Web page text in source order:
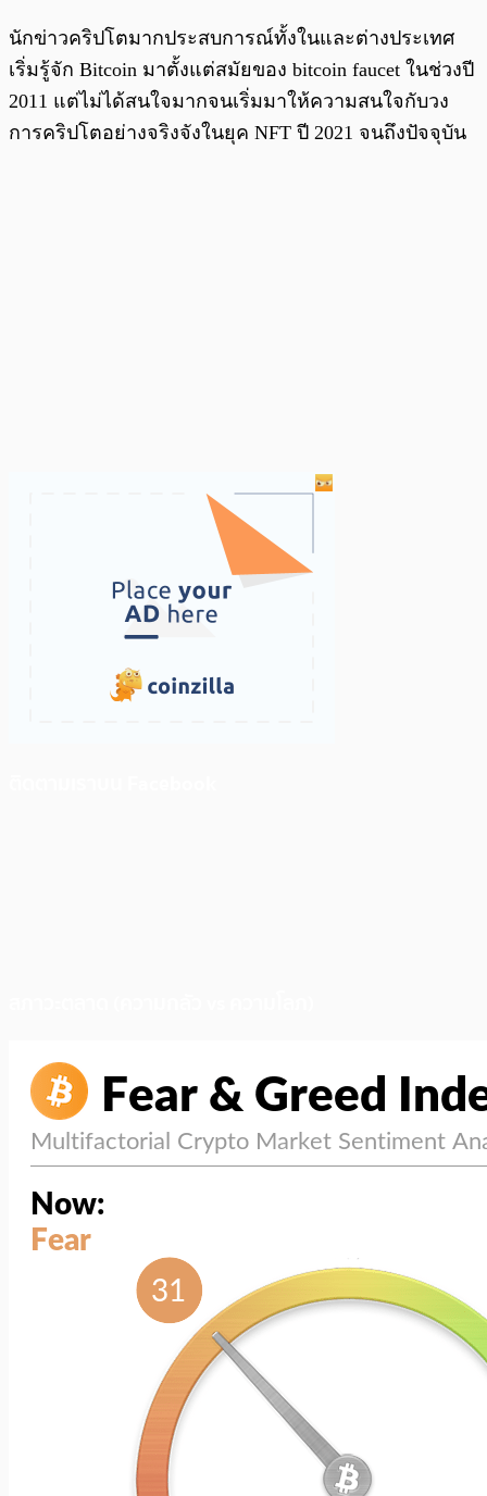
นักข่าวคริปโตมากประสบการณ์ทั้งในและต่างประเทศ
เริ่มรู้จัก Bitcoin มาตั้งแต่สมัยของ bitcoin faucet ในช่วงปี
2011 แต่ไม่ได้สนใจมากจนเริ่มมาให้ความสนใจกับวง
การคริปโตอย่างจริงจังในยุค NFT ปี 2021 จนถึงปัจจุบัน